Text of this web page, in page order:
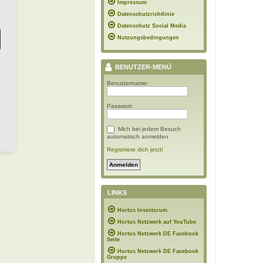
Impressum
Datenschutzrichtlinie
Datenschutz Social Media
Nutzungsbedingungen
BENUTZER-MENÜ
Benutzername:
Passwort:
Mich bei jedem Besuch
automatisch anmelden
Registriere dich jetzt!
LINKS
Hortus Insectorum
Hortus Netzwerk auf YouTube
Hortus Netzwerk DE Facebook
Seite
Hortus Netzwerk DE Facebook
Gruppe